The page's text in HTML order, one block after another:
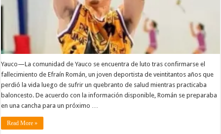
Yauco—La comunidad de Yauco se encuentra de luto tras confirmarse el
fallecimiento de Efraín Román, un joven deportista de veintitantos años que
perdió la vida luego de sufrir un quebranto de salud mientras practicaba
baloncesto. De acuerdo con la información disponible, Román se preparaba
en una cancha para un próximo …
Read More »